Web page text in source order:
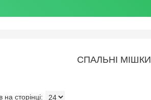
СПАЛЬНІ МІШКИ